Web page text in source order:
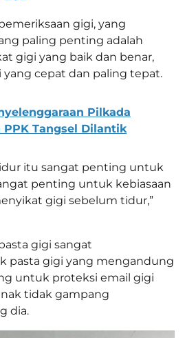
gigi, yang
paling penting adalah
gigi yang baik dan benar,
cepat dan paling tepat.
Pilkada
PPK Tangsel Dilantik
itu sangat penting untuk
penting untuk kebiasaan
gigi sebelum tidur,”
gigi sangat
pasta gigi yang mengandung
untuk proteksi email gigi
tidak gampang
dia.